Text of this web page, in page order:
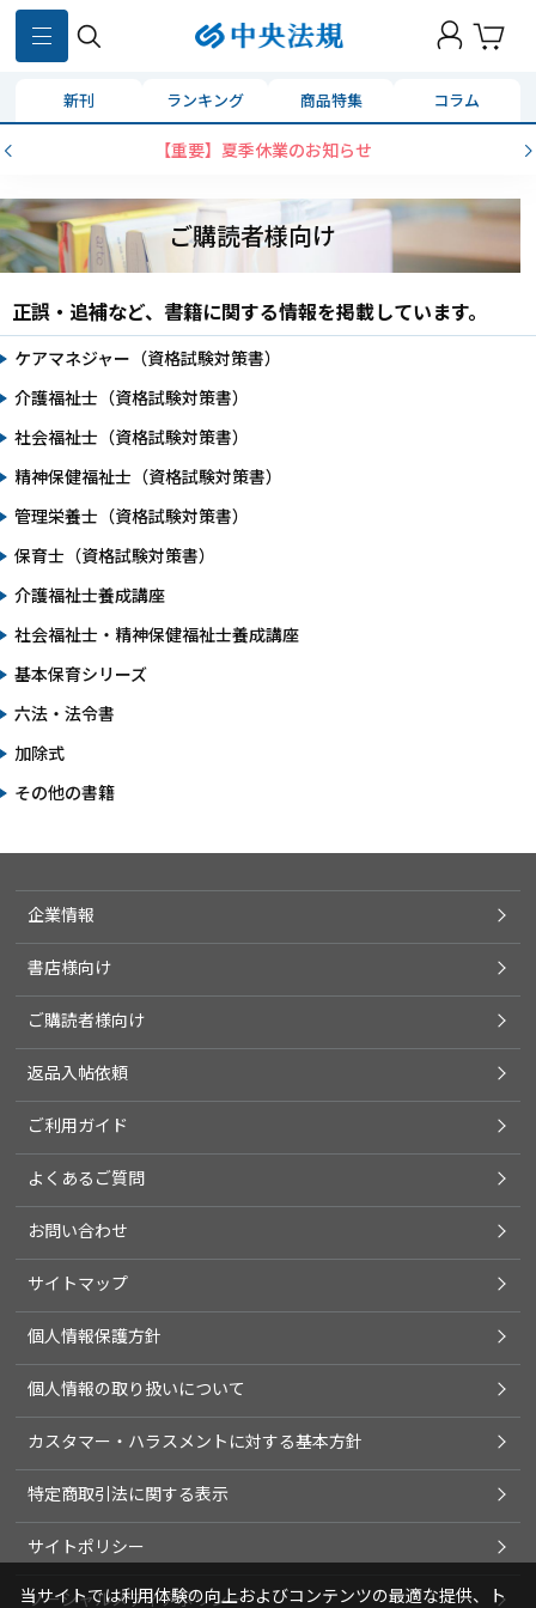
新刊 ランキング 商品特集 コラム
【重要】夏季休業のお知らせ
ご購読者様向け
正誤・追補など、書籍に関する情報を掲載しています。
ケアマネジャー（資格試験対策書）
介護福祉士（資格試験対策書）
社会福祉士（資格試験対策書）
精神保健福祉士（資格試験対策書）
管理栄養士（資格試験対策書）
保育士（資格試験対策書）
介護福祉士養成講座
社会福祉士・精神保健福祉士養成講座
基本保育シリーズ
六法・法令書
加除式
その他の書籍
企業情報
書店様向け
ご購読者様向け
返品入帖依頼
ご利用ガイド
よくあるご質問
お問い合わせ
サイトマップ
個人情報保護方針
個人情報の取り扱いについて
カスタマー・ハラスメントに対する基本方針
特定商取引法に関する表示
サイトポリシー
ソーシャルメディアポリシー
当サイトでは利用体験の向上およびコンテンツの最適な提供、ト